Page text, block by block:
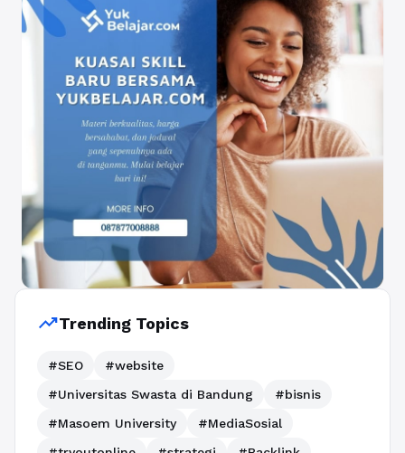
trending_upTrending Topics
#SEO
#website
#Universitas Swasta di Bandung
#bisnis
#Masoem University
#MediaSosial